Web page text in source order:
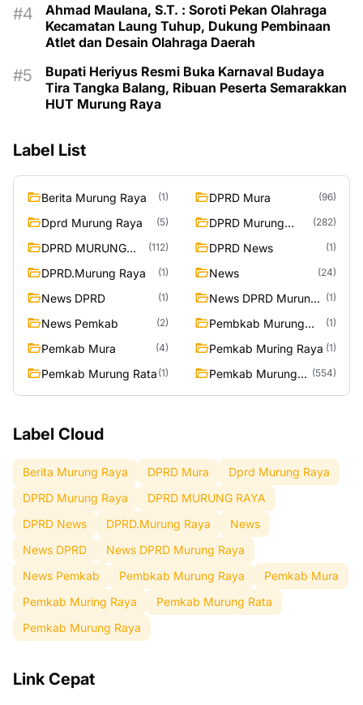
Ahmad Maulana, S.T. : Soroti Pekan Olahraga
Kecamatan Laung Tuhup, Dukung Pembinaan
Atlet dan Desain Olahraga Daerah
Bupati Heriyus Resmi Buka Karnaval Budaya
Tira Tangka Balang, Ribuan Peserta Semarakkan
HUT Murung Raya
Label List
Berita Murung Raya (1) DPRD Mura (96)
Dprd Murung Raya (5)
DPRD Murung
(282)
DPRD MURUNG
(112) DPRD News (1)
DPRD.Murung Raya (1) News (24)
News DPRD (1)
News DPRD Murung
(1)
News Pemkab (2)
Pembkab Murung
(1)
Pemkab Mura (4) Pemkab Muring Raya (1)
Pemkab Murung Rata (1)
Pemkab Murung
(554)
Label Cloud
Berita Murung Raya DPRD Mura
Dprd Murung Raya
DPRD Murung Raya
DPRD MURUNG RAYA
DPRD News
DPRD.Murung Raya
News
News DPRD
News DPRD Murung Raya
News Pemkab
Pembkab Murung Raya
Pemkab Mura
Pemkab Muring Raya
Pemkab Murung Rata
Pemkab Murung Raya
Link Cepat